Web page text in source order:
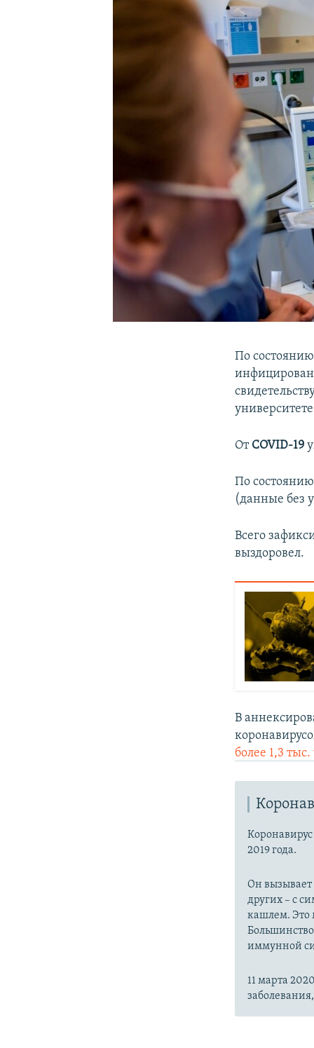
По
От COVID-19
По
(данные без
Всего
выздоровел.
В
более 1,3
2019 года.
Он вызывает
других – с
кашлем. Это
иммунной
11 марта